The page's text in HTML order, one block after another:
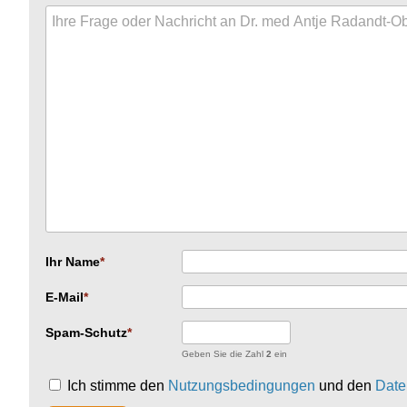
Ihr Name
E-Mail
Spam-Schutz
Geben Sie die Zahl 2 ein
Ich stimme den Nutzungsbedingungen und den